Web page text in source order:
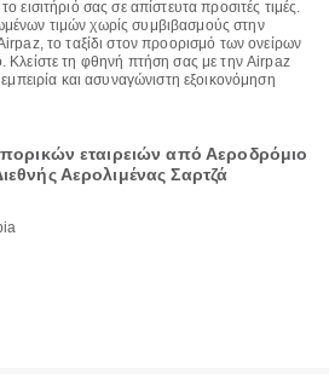
εισιτήριό σας σε απίστευτα προσιτές τιμές.
τιμών χωρίς συμβιβασμούς στην
το ταξίδι στον προορισμό των ονείρων
Κλείστε τη φθηνή πτήση σας με την Airpaz
εμπειρία και ασυναγώνιστη εξοικονόμηση
εταιρειών από Αεροδρόμιο
Αερολιμένας Σαρτζά